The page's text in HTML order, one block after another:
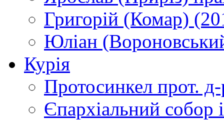
Григорій (Комар)
Юліан
Курія
Протосинкел прот.
Єпархіальний собор